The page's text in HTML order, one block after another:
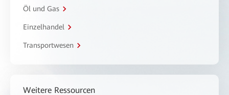
Öl und Gas
Einzelhandel
Transportwesen
Weitere Ressourcen